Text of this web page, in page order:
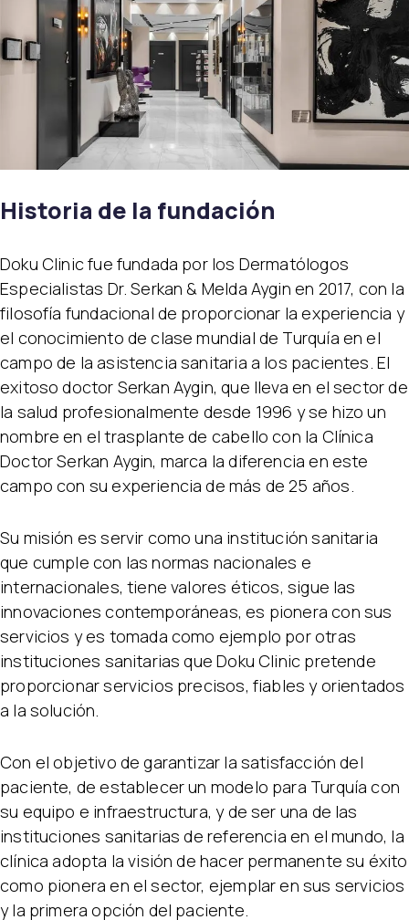
Historia de la fundación
Doku Clinic fue fundada por los Dermatólogos
Especialistas Dr. Serkan & Melda Aygin en 2017, con la
filosofía fundacional de proporcionar la experiencia y
el conocimiento de clase mundial de Turquía en el
campo de la asistencia sanitaria a los pacientes. El
exitoso doctor Serkan Aygin, que lleva en el sector de
la salud profesionalmente desde 1996 y se hizo un
nombre en el trasplante de cabello con la Clínica
Doctor Serkan Aygin, marca la diferencia en este
campo con su experiencia de más de 25 años.
Su misión es servir como una institución sanitaria
que cumple con las normas nacionales e
internacionales, tiene valores éticos, sigue las
innovaciones contemporáneas, es pionera con sus
servicios y es tomada como ejemplo por otras
instituciones sanitarias que Doku Clinic pretende
proporcionar servicios precisos, fiables y orientados
a la solución.
Con el objetivo de garantizar la satisfacción del
paciente, de establecer un modelo para Turquía con
su equipo e infraestructura, y de ser una de las
instituciones sanitarias de referencia en el mundo, la
clínica adopta la visión de hacer permanente su éxito
como pionera en el sector, ejemplar en sus servicios
y la primera opción del paciente.